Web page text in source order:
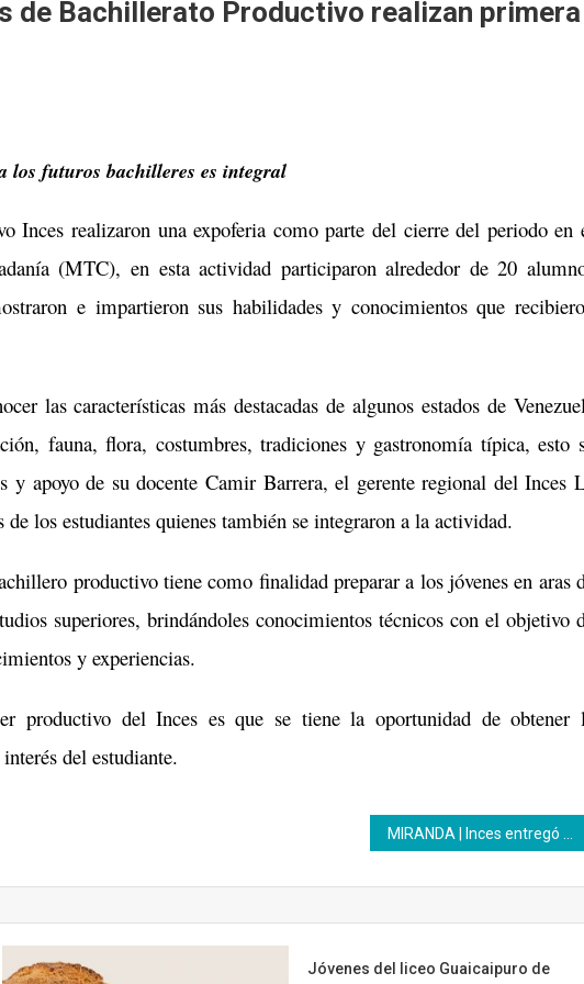
de Bachillerato Productivo realizan primera
los futuros bachilleres es integral
Inces realizaron una expoferia como parte del cierre del periodo en
(MTC), en esta actividad participaron alrededor de 20
e impartieron sus habilidades y conocimientos que
las características más destacadas de algunos estados de
fauna, flora, costumbres, tradiciones y gastronomía típica, esto
y apoyo de su docente Camir Barrera, el gerente regional del Inces
los estudiantes quienes también se integraron a la actividad.
productivo tiene como finalidad preparar a los jóvenes en aras
superiores, brindándoles conocimientos técnicos con el objetivo
y experiencias.
productivo del Inces es que se tiene la oportunidad de obtener
del estudiante.
Jóvenes del liceo Guaicaipuro de